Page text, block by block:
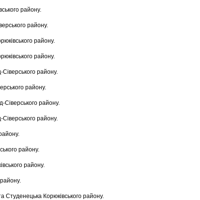
району.
району.
району.
району.
району.
району.
Сіверського району.
району.
району.
району.
Студенецька Корюківського району.